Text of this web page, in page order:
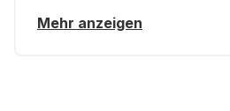
Mehr anzeigen